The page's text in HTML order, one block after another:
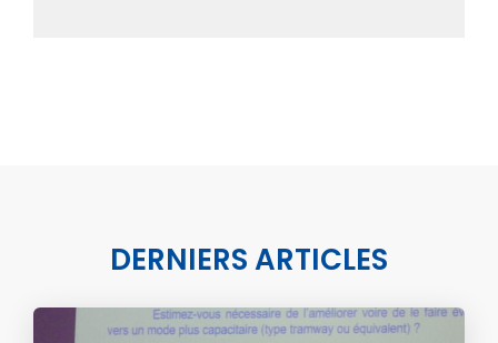
DERNIERS ARTICLES